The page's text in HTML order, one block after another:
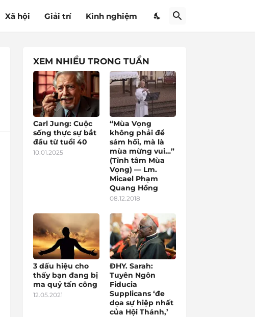
Xã hội Giải trí Kinh nghiệm
XEM NHIỀU TRONG TUẦN
Carl Jung: Cuộc
sống thực sự bắt
đầu từ tuổi 40
10.01.2025
“Mùa Vọng
không phải để
sám hối, mà là
mùa mừng vui…”
(Tĩnh tâm Mùa
Vọng) — Lm.
Micael Phạm
Quang Hồng
08.12.2018
3 dấu hiệu cho
thấy bạn đang bị
ma quỷ tấn công
12.05.2021
ĐHY. Sarah:
Tuyên Ngôn
Fiducia
Supplicans ‘đe
dọa sự hiệp nhất
của Hội Thánh,’